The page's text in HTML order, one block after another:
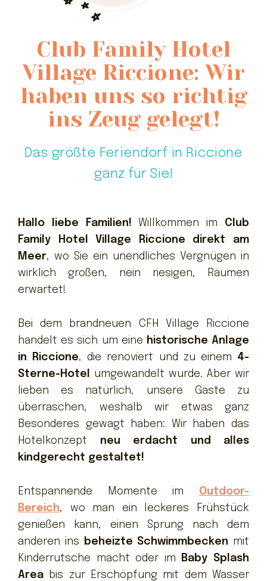
Club Family Hotel
Village Riccione: Wir
haben uns so richtig
ins Zeug gelegt!
Das größte Feriendorf in Riccione
ganz für Sie!
Hallo liebe Familien! Willkommen im Club
Family Hotel Village Riccione direkt am
Meer, wo Sie ein unendliches Vergnügen in
wirklich großen, nein riesigen, Räumen
erwartet!
Bei dem brandneuen CFH Village Riccione
handelt es sich um eine historische Anlage
in Riccione, die renoviert und zu einem 4-
Sterne-Hotel
umgewandelt wurde. Aber wir
lieben es natürlich, unsere Gäste zu
überraschen, weshalb wir etwas ganz
Besonderes gewagt haben: Wir haben das
Hotelkonzept neu erdacht und alles
kindgerecht gestaltet!
Entspannende Momente im Outdoor-
Bereich, wo man ein leckeres Frühstück
genießen kann, einen Sprung nach dem
anderen ins
beheizte Schwimmbecken mit
Kinderrutsche macht oder im
Baby Splash
Area bis zur Erschöpfung mit dem Wasser
Kontakte